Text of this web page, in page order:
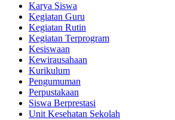
Karya Siswa
Kegiatan Guru
Kegiatan Rutin
Kegiatan Terprogram
Kesiswaan
Kewirausahaan
Kurikulum
Pengumuman
Perpustakaan
Siswa Berprestasi
Unit Kesehatan Sekolah